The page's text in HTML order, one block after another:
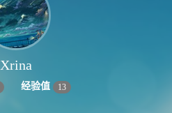
Xrina
经验值 13